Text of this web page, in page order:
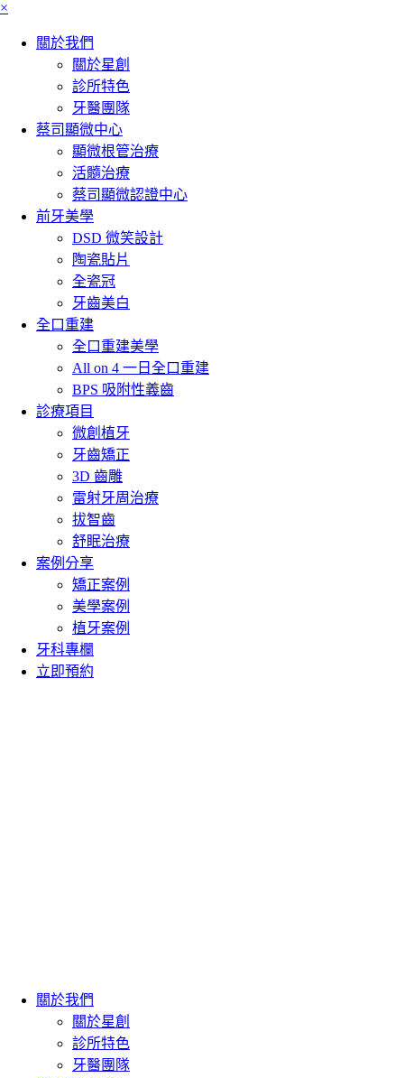
×
關於我們
關於星創
診所特色
牙醫團隊
蔡司顯微中心
顯微根管治療
活髓治療
蔡司顯微認證中心
前牙美學
DSD 微笑設計
陶瓷貼片
全瓷冠
牙齒美白
全口重建
全口重建美學
All on 4 一日全口重建
BPS 吸附性義齒
診療項目
微創植牙
牙齒矯正
3D 齒雕
雷射牙周治療
拔智齒
舒眠治療
案例分享
矯正案例
美學案例
植牙案例
牙科專欄
立即預約
關於我們
關於星創
診所特色
牙醫團隊